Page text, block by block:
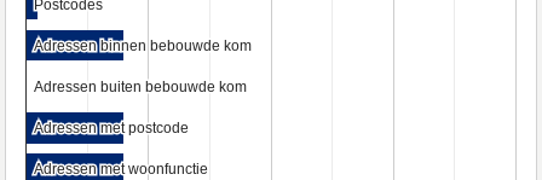
Postcodes
Postcodes
Adressen binnen bebouwde kom
Adressen binnen bebouwde kom
Adressen buiten bebouwde kom
Adressen buiten bebouwde kom
Adressen met postcode
Adressen met postcode
Adressen met woonfunctie
Adressen met woonfunctie